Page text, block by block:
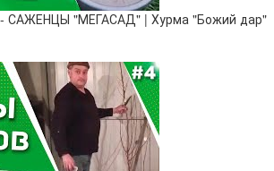
"МЕГАСАД" | Хурма "Божий дар"